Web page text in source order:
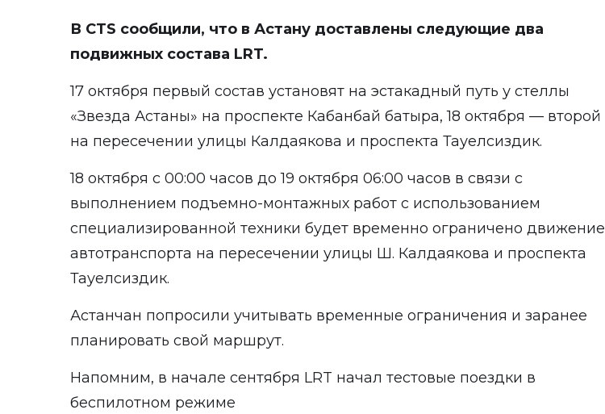
В CTS сообщили, что в Астану доставлены следующие два
подвижных состава LRT.
17 октября первый состав установят на эстакадный путь у стеллы
«Звезда Астаны» на проспекте Кабанбай батыра, 18 октября — второй
на пересечении улицы Калдаякова и проспекта Тауелсиздик.
18 октября с 00:00 часов до 19 октября 06:00 часов в связи с
выполнением подъемно-монтажных работ с использованием
специализированной техники будет временно ограничено движение
автотранспорта на пересечении улицы Ш. Калдаякова и проспекта
Тауелсиздик.
Астанчан попросили учитывать временные ограничения и заранее
планировать свой маршрут.
Напомним, в начале сентября LRT начал тестовые поездки в
беспилотном режиме